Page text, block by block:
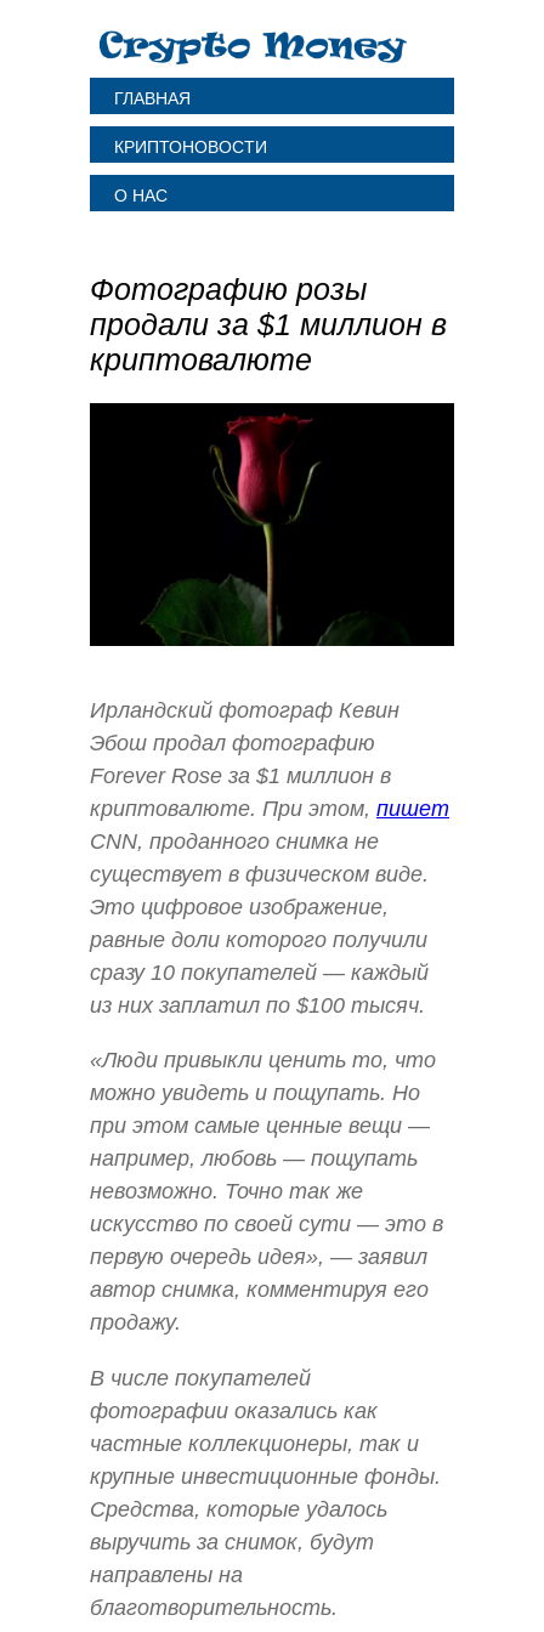
ГЛАВНАЯ
КРИПТОНОВОСТИ
О НАС
Фотографию розы
продали за $1 миллион в
криптовалюте
Ирландский фотограф Кевин
Эбош продал фотографию
Forever Rose за $1 миллион в
криптовалюте. При этом, пишет
CNN, проданного снимка не
существует в физическом виде.
Это цифровое изображение,
равные доли которого получили
сразу 10 покупателей — каждый
из них заплатил по $100 тысяч.
«Люди привыкли ценить то, что
можно увидеть и пощупать. Но
при этом самые ценные вещи —
например, любовь — пощупать
невозможно. Точно так же
искусство по своей сути — это в
первую очередь идея», — заявил
автор снимка, комментируя его
продажу.
В числе покупателей
фотографии оказались как
частные коллекционеры, так и
крупные инвестиционные фонды.
Средства, которые удалось
выручить за снимок, будут
направлены на
благотворительность.